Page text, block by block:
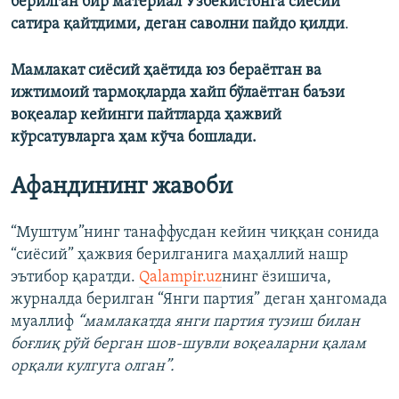
сатира қайтдими, деган саволни пайдо қилди.
Мамлакат сиёсий ҳаётида юз бераётган ва
ижтимоий тармоқларда хайп бўлаётган баъзи
воқеалар кейинги пайтларда ҳажвий
кўрсатувларга ҳам кўча бошлади.
Афандининг жавоби
“Муштум”нинг танаффусдан кейин чиққан сонида
“сиёсий” ҳажвия берилганига маҳаллий нашр
эътибор қаратди. Qalampir.uzнинг ёзишича,
журналда берилган “Янги партия” деган ҳангомада
муаллиф “мамлакатда янги партия тузиш билан
боғлиқ рўй берган шов-шувли воқеаларни қалам
орқали кулгуга олган”.